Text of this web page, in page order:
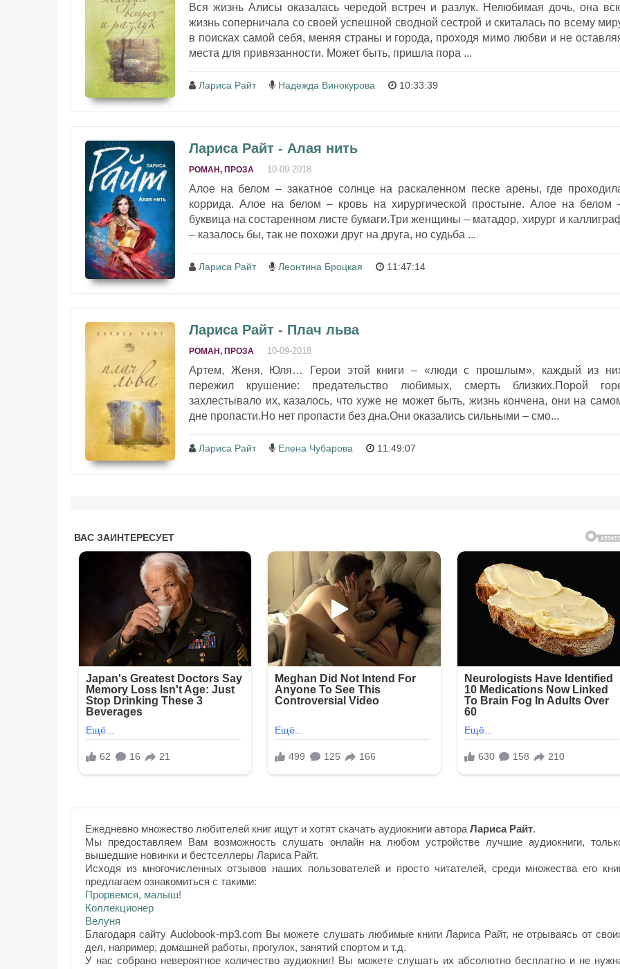
Вся жизнь Алисы оказалась чередой встреч и разлук. Нелюбимая дочь, она
жизнь соперничала со своей успешной сводной сестрой и скиталась по всему
в поисках самой себя, меняя страны и города, проходя мимо любви и не
места для привязанности. Может быть, пришла пора ...
Лариса Райт Надежда Винокурова 10:33:39
Лариса Райт - Алая нить
РОМАН, ПРОЗА 10-09-2018
Алое на белом – закатное солнце на раскаленном песке арены, где
коррида. Алое на белом – кровь на хирургической простыне. Алое на белом
буквица на состаренном листе бумаги.Три женщины – матадор, хирург и
– казалось бы, так не похожи друг на друга, но судьба ...
Лариса Райт Леонтина Броцкая 11:47:14
Лариса Райт - Плач льва
РОМАН, ПРОЗА 10-09-2018
Артем, Женя, Юля… Герои этой книги – «люди с прошлым», каждый из
пережил крушение: предательство любимых, смерть близких.Порой
захлестывало их, казалось, что хуже не может быть, жизнь кончена, они на
дне пропасти.Но нет пропасти без дна.Они оказались сильными – смо...
Лариса Райт Елена Чубарова 11:49:07
Ежедневно множество любителей книг ищут и хотят скачать аудиокниги автора Лариса Райт.
Мы предоставляем Вам возможность слушать онлайн на любом устройстве лучшие аудиокниги,
вышедшие новинки и бестселлеры Лариса Райт.
Исходя из многочисленных отзывов наших пользователей и просто читателей, среди множества его
предлагаем ознакомиться с такими:
Прорвемся, малыш!
Коллекционер
Велуня
Благодаря сайту Audobook-mp3.com Вы можете слушать любимые книги Лариса Райт, не отрываясь от
дел, например, домашней работы, прогулок, занятий спортом и т.д.
У нас собрано невероятное количество аудиокниг! Вы можете слушать их абсолютно бесплатно и не